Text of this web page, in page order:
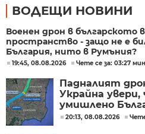
ВОДЕЩИ НОВИНИ
Военен дрон в българското
пространство - защо не е
България, нито в Румъния?
19:45, 08.08.2026 Чете се за: 03:27
Падналият
Украйна увери,
умишлено
разследване
20:13, 08.08.2026